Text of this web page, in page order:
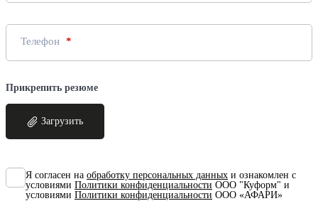
Телефон
Прикрепить резюме
Загрузить
Я согласен на обработку персональных данных и ознакомлен с
условиями Политики конфиденциальности ООО "Куформ" и
условиями Политики конфиденциальности ООО «АФАРИ»